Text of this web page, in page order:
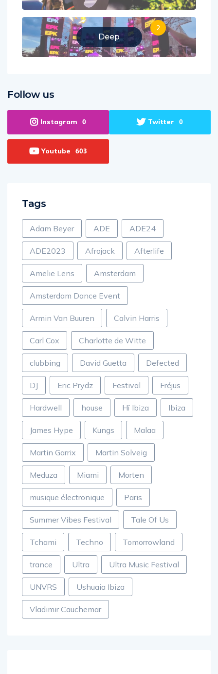
Deep
2
Follow us
Instagram 0 Twitter 0
Youtube 603
Tags
Adam Beyer ADE ADE24
ADE2023 Afrojack Afterlife
Amelie Lens Amsterdam
Amsterdam Dance Event
Armin Van Buuren Calvin Harris
Carl Cox Charlotte de Witte
clubbing David Guetta Defected
DJ Eric Prydz Festival Fréjus
Hardwell house Hï Ibiza Ibiza
James Hype Kungs Malaa
Martin Garrix Martin Solveig
Meduza Miami Morten
musique électronique Paris
Summer Vibes Festival Tale Of Us
Tchami Techno Tomorrowland
trance Ultra Ultra Music Festival
UNVRS Ushuaia Ibiza
Vladimir Cauchemar